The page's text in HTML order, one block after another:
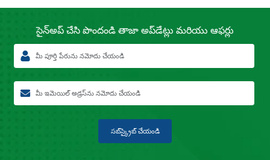
సైన్‍‌అప్ చేసి పొందండి తాజాఅప్‌డేట్లు మరియు ఆఫర్లు
సబ్‌స్క్రైబ్ చేయండి